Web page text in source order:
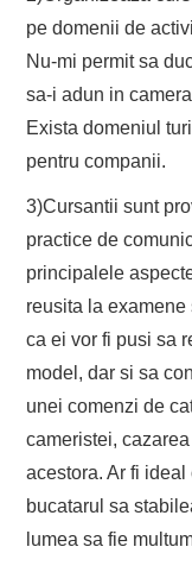
pe domenii de
Nu-mi permit sa
sa-i adun in
Exista domeniul
pentru companii.
3)Cursantii sunt
practice de
principalele
reusita la
ca ei vor fi pusi sa
model, dar si sa
unei comenzi de
cameristei,
acestora. Ar fi
bucatarul sa
lumea sa fie